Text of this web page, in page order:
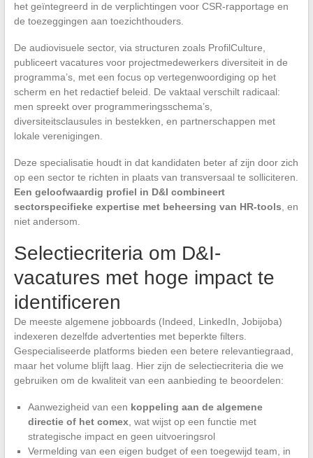
het geïntegreerd in de verplichtingen voor CSR-rapportage en
de toezeggingen aan toezichthouders.
De audiovisuele sector, via structuren zoals ProfilCulture,
publiceert vacatures voor projectmedewerkers diversiteit in de
programma’s, met een focus op vertegenwoordiging op het
scherm en het redactief beleid. De vaktaal verschilt radicaal:
men spreekt over programmeringsschema’s,
diversiteitsclausules in bestekken, en partnerschappen met
lokale verenigingen.
Deze specialisatie houdt in dat kandidaten beter af zijn door zich
op een sector te richten in plaats van transversaal te solliciteren.
Een geloofwaardig profiel in D&I combineert
sectorspecifieke expertise met beheersing van HR-tools, en
niet andersom.
Selectiecriteria om D&I-
vacatures met hoge impact te
identificeren
De meeste algemene jobboards (Indeed, LinkedIn, Jobijoba)
indexeren dezelfde advertenties met beperkte filters.
Gespecialiseerde platforms bieden een betere relevantiegraad,
maar het volume blijft laag. Hier zijn de selectiecriteria die we
gebruiken om de kwaliteit van een aanbieding te beoordelen:
Aanwezigheid van een koppeling aan de algemene
directie of het comex, wat wijst op een functie met
strategische impact en geen uitvoeringsrol
Vermelding van een eigen budget of een toegewijd team, in